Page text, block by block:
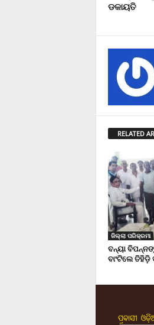
ଡକାୟତି
RELATED
ଜିଲ୍ଲା ପରିକ୍ରମା
ବନ୍ୟା
ବାଂଟିଲେ